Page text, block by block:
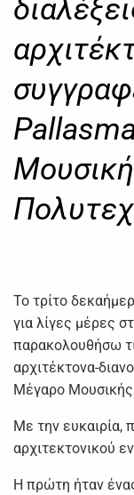
Το τρίτο
για λίγες μέρες
παρακολουθήσω
αρχιτέκτονα-
Μέγαρο Μουσικής
Με την ευκαιρία,
αρχιτεκτονικού
Η πρώτη ήταν